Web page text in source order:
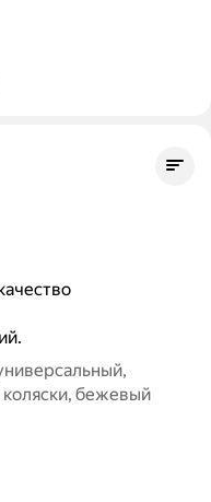
коляски, бежевый